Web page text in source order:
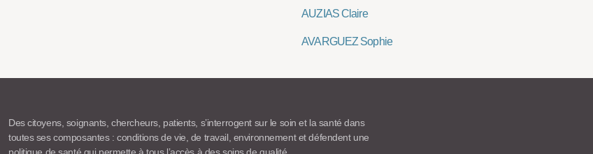
AUZIAS Claire
AVARGUEZ Sophie
Des citoyens, soignants, chercheurs, patients, s’interrogent sur le soin et la santé dans
toutes ses composantes : conditions de vie, de travail, environnement et défendent une